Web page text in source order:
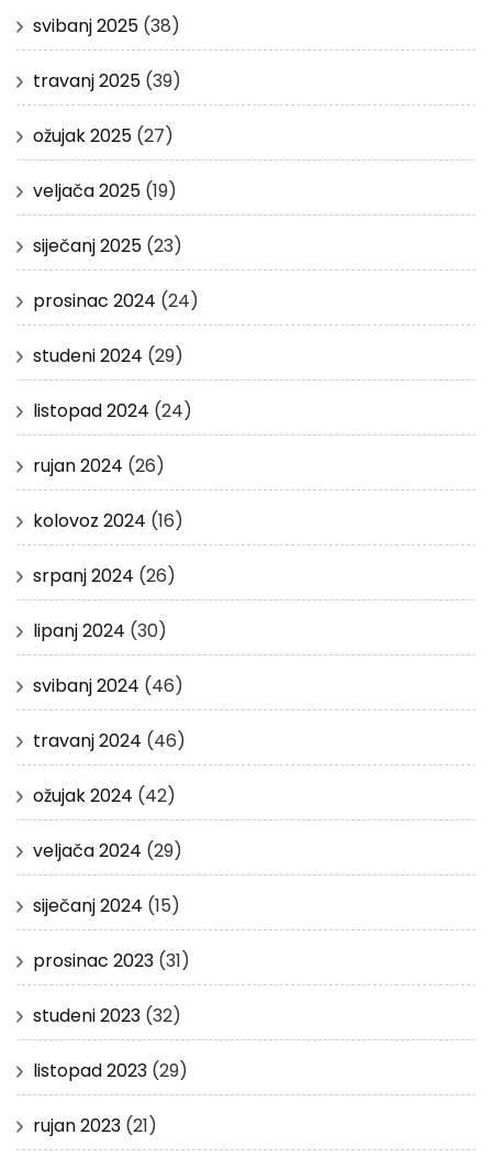
svibanj 2025 (38)
travanj 2025 (39)
ožujak 2025 (27)
veljača 2025 (19)
siječanj 2025 (23)
prosinac 2024 (24)
studeni 2024 (29)
listopad 2024 (24)
rujan 2024 (26)
kolovoz 2024 (16)
srpanj 2024 (26)
lipanj 2024 (30)
svibanj 2024 (46)
travanj 2024 (46)
ožujak 2024 (42)
veljača 2024 (29)
siječanj 2024 (15)
prosinac 2023 (31)
studeni 2023 (32)
listopad 2023 (29)
rujan 2023 (21)